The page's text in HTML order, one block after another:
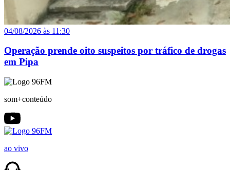
04/08/2026 às 11:30
Operação prende oito suspeitos por tráfico de drogas
em Pipa
som+conteúdo
ao vivo